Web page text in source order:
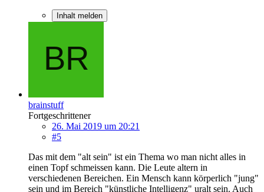
Inhalt melden
brainstuff
Fortgeschrittener
26. Mai 2019 um 20:21
#5
Das mit dem "alt sein" ist ein Thema wo man nicht alles in
einen Topf schmeissen kann. Die Leute altern in
verschiedenen Bereichen. Ein Mensch kann körperlich "jung"
sein und im Bereich "künstliche Intelligenz" uralt sein. Auch